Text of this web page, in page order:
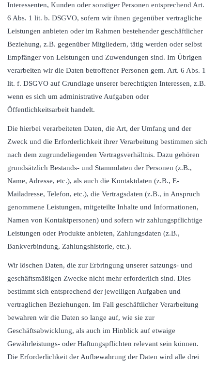
Interessenten, Kunden oder sonstiger Personen entsprechend Art.
6 Abs. 1 lit. b. DSGVO, sofern wir ihnen gegenüber vertragliche
Leistungen anbieten oder im Rahmen bestehender geschäftlicher
Beziehung, z.B. gegenüber Mitgliedern, tätig werden oder selbst
Empfänger von Leistungen und Zuwendungen sind. Im Übrigen
verarbeiten wir die Daten betroffener Personen gem. Art. 6 Abs. 1
lit. f. DSGVO auf Grundlage unserer berechtigten Interessen, z.B.
wenn es sich um administrative Aufgaben oder
Öffentlichkeitsarbeit handelt.
Die hierbei verarbeiteten Daten, die Art, der Umfang und der
Zweck und die Erforderlichkeit ihrer Verarbeitung bestimmen sich
nach dem zugrundeliegenden Vertragsverhältnis. Dazu gehören
grundsätzlich Bestands- und Stammdaten der Personen (z.B.,
Name, Adresse, etc.), als auch die Kontaktdaten (z.B., E-
Mailadresse, Telefon, etc.), die Vertragsdaten (z.B., in Anspruch
genommene Leistungen, mitgeteilte Inhalte und Informationen,
Namen von Kontaktpersonen) und sofern wir zahlungspflichtige
Leistungen oder Produkte anbieten, Zahlungsdaten (z.B.,
Bankverbindung, Zahlungshistorie, etc.).
Wir löschen Daten, die zur Erbringung unserer satzungs- und
geschäftsmäßigen Zwecke nicht mehr erforderlich sind. Dies
bestimmt sich entsprechend der jeweiligen Aufgaben und
vertraglichen Beziehungen. Im Fall geschäftlicher Verarbeitung
bewahren wir die Daten so lange auf, wie sie zur
Geschäftsabwicklung, als auch im Hinblick auf etwaige
Gewährleistungs- oder Haftungspflichten relevant sein können.
Die Erforderlichkeit der Aufbewahrung der Daten wird alle drei